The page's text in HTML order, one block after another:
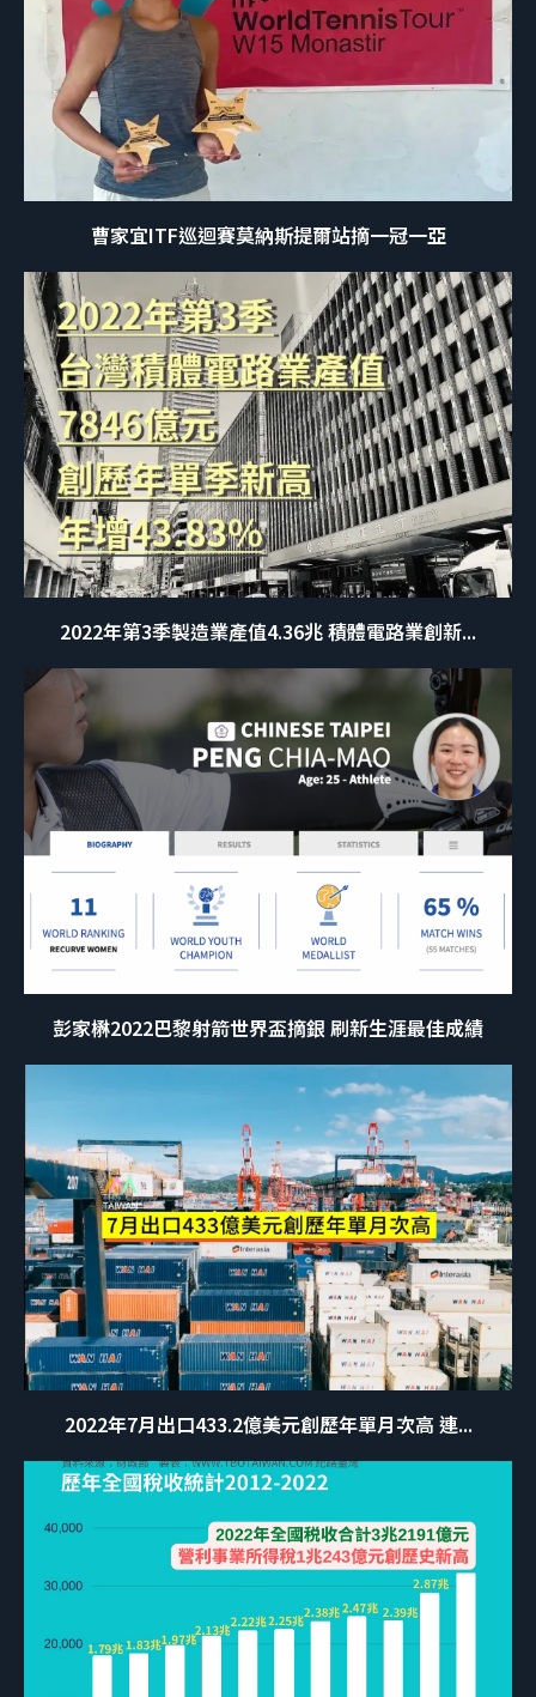
曹家宜ITF巡迴賽莫納斯提爾站摘一冠一亞
2022年第3季製造業產值4.36兆 積體電路業創新...
彭家楙2022巴黎射箭世界盃摘銀 刷新生涯最佳成績
2022年7月出口433.2億美元創歷年單月次高 連...